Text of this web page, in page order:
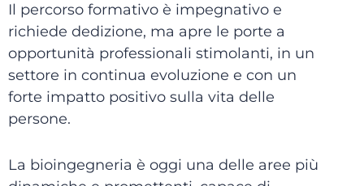
Il percorso formativo è impegnativo e
richiede dedizione, ma apre le porte a
opportunità professionali stimolanti, in un
settore in continua evoluzione e con un
forte impatto positivo sulla vita delle
persone.
La bioingegneria è oggi una delle aree più